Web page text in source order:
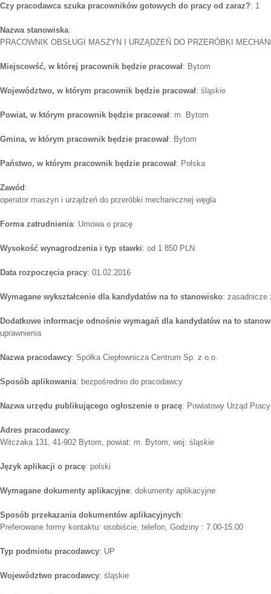
Czy pracodawca szuka pracowników gotowych do pracy od zaraz?: 1
Nazwa stanowiska:
PRACOWNIK OBSŁUGI MASZYN I URZĄDZEŃ DO PRZERÓBKI
Miejscowść, w której pracownik będzie pracował: Bytom
Województwo, w którym pracownik będzie pracował: śląskie
Powiat, w którym pracownik będzie pracował: m. Bytom
Gmina, w którym pracownik będzie pracował: Bytom
Państwo, w którym pracownik będzie pracował: Polska
Zawód:
operator maszyn i urządzeń do przeróbki mechanicznej węgla
Forma zatrudnienia: Umowa o pracę
Wysokość wynagrodzenia i typ stawki: od 1 850 PLN
Data rozpoczęcia pracy: 01.02.2016
Wymagane wykształcenie dla kandydatów na to stanowisko: zasadnicze
Dodatkowe informacje odnośnie wymagań dla kandydatów na to
uprawnienia
Nazwa pracodawcy: Spółka Ciepłownicza Centrum Sp. z o.o.
Sposób aplikowania: bezpośrednio do pracodawcy
Nazwa urzędu publikującego ogłoszenie o pracę: Powiatowy Urząd
Adres pracodawcy:
Witczaka 131, 41-902 Bytom, powiat: m. Bytom, woj: śląskie
Język aplikacji o pracę: polski
Wymagane dokumenty aplikacyjne: dokumenty aplikacyjne
Sposób przekazania dokumentów aplikacyjnych:
Preferowane formy kontaktu: osobiście, telefon, Godziny : 7.00-15.00
Typ podmiotu pracodawcy: UP
Województwo pracodawcy: śląskie